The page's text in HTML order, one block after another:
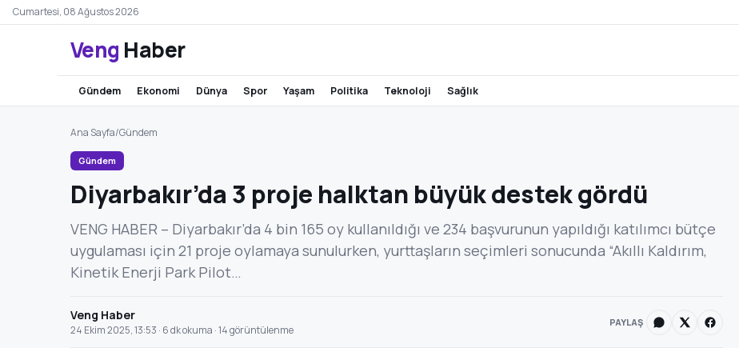
Cumartesi, 08 Ağustos 2026
Veng Haber
gündem ekonomi dünya spor yaşam politika teknoloji sağlık
Ana Sayfa/Gündem
Gündem
Diyarbakır’da 3 proje halktan büyük destek gördü
VENG HABER – Diyarbakır’da 4 bin 165 oy kullanıldığı ve 234 başvurunun yapıldığı katılımcı bütçe
uygulaması için 21 proje oylamaya sunulurken, yurttaşların seçimleri sonucunda “Akıllı Kaldırım,
Kinetik Enerji Park Pilot…
Veng Haber
24 Ekim 2025, 13:53 · 6 dk okuma · 14 görüntülenme
PAYLAŞ